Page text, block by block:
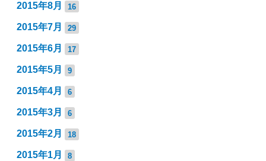
2015年8月 16
2015年7月 29
2015年6月 17
2015年5月 9
2015年4月 6
2015年3月 6
2015年2月 18
2015年1月 8